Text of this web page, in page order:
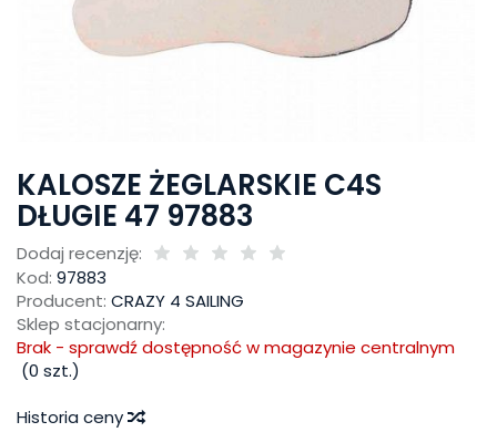
KALOSZE ŻEGLARSKIE C4S
DŁUGIE 47 97883
Dodaj recenzję:
Kod: 97883
Producent: CRAZY 4 SAILING
Sklep stacjonarny:
Brak - sprawdź dostępność w magazynie centralnym
(0 szt.)
Historia ceny